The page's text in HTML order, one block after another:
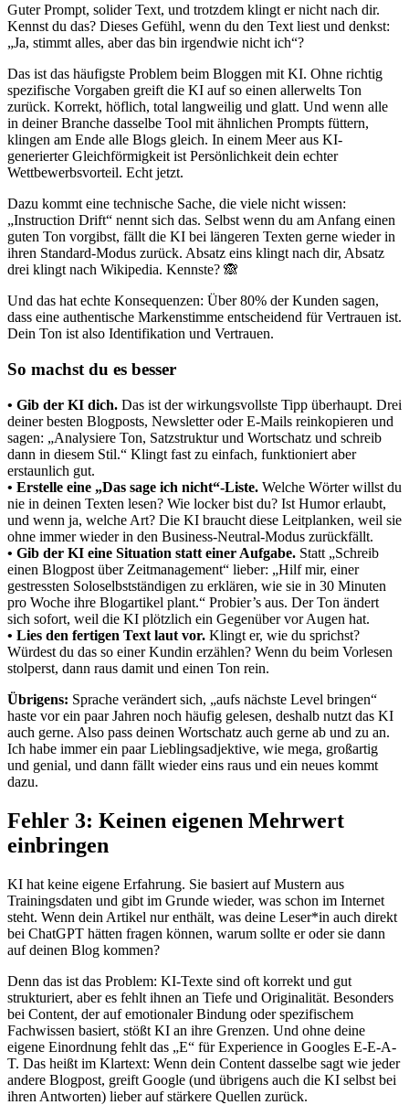
Guter Prompt, solider Text, und trotzdem klingt er nicht nach dir.
Kennst du das? Dieses Gefühl, wenn du den Text liest und denkst:
„Ja, stimmt alles, aber das bin irgendwie nicht ich“?
Das ist das häufigste Problem beim Bloggen mit KI. Ohne richtig
spezifische Vorgaben greift die KI auf so einen allerwelts Ton
zurück. Korrekt, höflich, total langweilig und glatt. Und wenn alle
in deiner Branche dasselbe Tool mit ähnlichen Prompts füttern,
klingen am Ende alle Blogs gleich. In einem Meer aus KI-
generierter Gleichförmigkeit ist Persönlichkeit dein echter
Wettbewerbsvorteil. Echt jetzt.
Dazu kommt eine technische Sache, die viele nicht wissen:
„Instruction Drift“ nennt sich das. Selbst wenn du am Anfang einen
guten Ton vorgibst, fällt die KI bei längeren Texten gerne wieder in
ihren Standard-Modus zurück. Absatz eins klingt nach dir, Absatz
drei klingt nach Wikipedia. Kennste? 🙈
Und das hat echte Konsequenzen: Über 80% der Kunden sagen,
dass eine authentische Markenstimme entscheidend für Vertrauen ist.
Dein Ton ist also Identifikation und Vertrauen.
So machst du es besser
• Gib der KI dich. Das ist der wirkungsvollste Tipp überhaupt. Drei
deiner besten Blogposts, Newsletter oder E-Mails reinkopieren und
sagen: „Analysiere Ton, Satzstruktur und Wortschatz und schreib
dann in diesem Stil.“ Klingt fast zu einfach, funktioniert aber
erstaunlich gut.
• Erstelle eine „Das sage ich nicht“-Liste. Welche Wörter willst du
nie in deinen Texten lesen? Wie locker bist du? Ist Humor erlaubt,
und wenn ja, welche Art? Die KI braucht diese Leitplanken, weil sie
ohne immer wieder in den Business-Neutral-Modus zurückfällt.
• Gib der KI eine Situation statt einer Aufgabe. Statt „Schreib
einen Blogpost über Zeitmanagement“ lieber: „Hilf mir, einer
gestressten Soloselbstständigen zu erklären, wie sie in 30 Minuten
pro Woche ihre Blogartikel plant.“ Probier’s aus. Der Ton ändert
sich sofort, weil die KI plötzlich ein Gegenüber vor Augen hat.
• Lies den fertigen Text laut vor. Klingt er, wie du sprichst?
Würdest du das so einer Kundin erzählen? Wenn du beim Vorlesen
stolperst, dann raus damit und einen Ton rein.
Übrigens: Sprache verändert sich, „aufs nächste Level bringen“
haste vor ein paar Jahren noch häufig gelesen, deshalb nutzt das KI
auch gerne. Also pass deinen Wortschatz auch gerne ab und zu an.
Ich habe immer ein paar Lieblingsadjektive, wie mega, großartig
und genial, und dann fällt wieder eins raus und ein neues kommt
dazu.
Fehler 3: Keinen eigenen Mehrwert
einbringen
KI hat keine eigene Erfahrung. Sie basiert auf Mustern aus
Trainingsdaten und gibt im Grunde wieder, was schon im Internet
steht. Wenn dein Artikel nur enthält, was deine Leser*in auch direkt
bei ChatGPT hätten fragen können, warum sollte er oder sie dann
auf deinen Blog kommen?
Denn das ist das Problem: KI-Texte sind oft korrekt und gut
strukturiert, aber es fehlt ihnen an Tiefe und Originalität. Besonders
bei Content, der auf emotionaler Bindung oder spezifischem
Fachwissen basiert, stößt KI an ihre Grenzen. Und ohne deine
eigene Einordnung fehlt das „E“ für Experience in Googles E-E-A-
T. Das heißt im Klartext: Wenn dein Content dasselbe sagt wie jeder
andere Blogpost, greift Google (und übrigens auch die KI selbst bei
ihren Antworten) lieber auf stärkere Quellen zurück.